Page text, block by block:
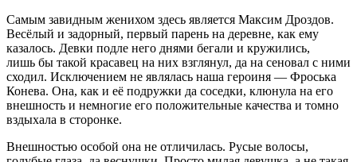
Самым завидным женихом здесь является Максим Дроздов.
Весёлый и задорный, первый парень на деревне, как ему
казалось. Девки подле него днями бегали и кружились,
лишь бы такой красавец на них взглянул, да на сеновал с ними
сходил. Исключением не являлась наша героиня — Фроська
Конева. Она, как и её подружки да соседки, клюнула на его
внешность и немногие его положительные качества и томно
вздыхала в сторонке.
Внешностью особой она не отличилась. Русые волосы,